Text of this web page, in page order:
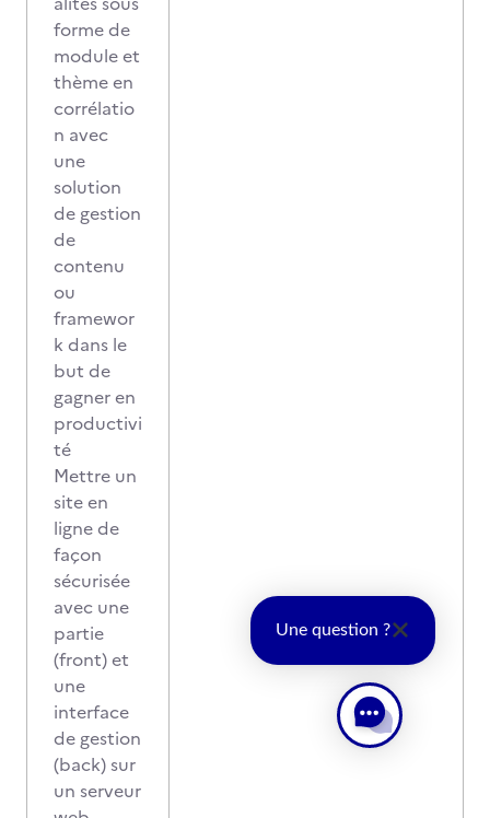
forme de
module et
thème en
corrélatio
n avec
une
solution
de gestion
de
contenu
ou
framewor
k dans le
but de
gagner en
productivi
té
Mettre un
site en
ligne de
façon
sécurisée
avec une
partie
(front) et
une
interface
de gestion
(back) sur
un serveur
Une question ?